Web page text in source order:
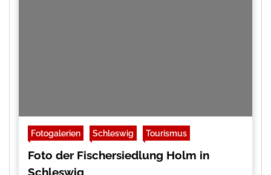
Fotogalerien Schleswig Tourismus
Foto der Fischersiedlung Holm in
Schleswig